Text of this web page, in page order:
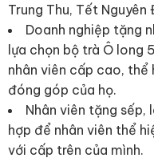
Trung Thu, Tết Nguyên
Doanh nghiệp tặng
lựa chọn bộ trà Ô long
nhân viên cấp cao, thể
đóng góp của họ.
Nhân viên tặng sếp,
hợp để nhân viên thể
với cấp trên của mình.